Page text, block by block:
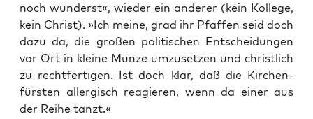
noch wun­derst«, wie­der ein ande­rer (kein Kol­le­ge,
kein Christ). »Ich mei­ne, grad ihr Pfaf­fen seid doch
dazu da, die gro­ßen poli­ti­schen Ent­schei­dun­gen
vor Ort in klei­ne Mün­ze umzu­set­zen und christ­lich
zu recht­fer­ti­gen. Ist doch klar, daß die Kir­chen­
fürs­ten all­er­gisch reagie­ren, wenn da einer aus
der Rei­he tanzt.«